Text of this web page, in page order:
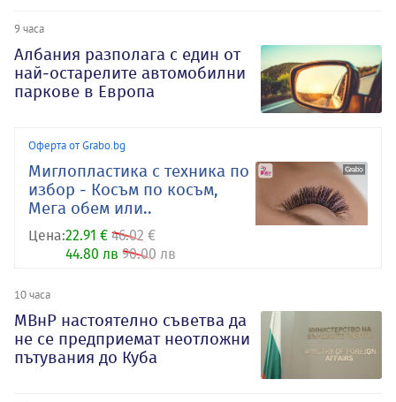
9 часа
Албания разполага с един от
най-остарелите автомобилни
паркове в Европа
Оферта от Grabo.bg
Миглопластика с техника по
избор - Косъм по косъм,
Мега обем или..
Цена:22.91 € 46.02 €
44.80 лв 90.00 лв
10 часа
МВнР настоятелно съветва да
не се предприемат неотложни
пътувания до Куба